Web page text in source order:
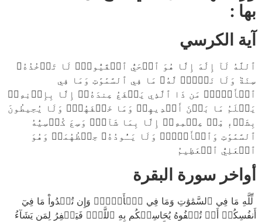
بها :
آية الكرسي
ٱللَّهُ لَآ إِلَٰهَ إِلَّا هُوَ ٱلۡحَيُّ ٱلۡقَيُّومُۚ لَا تَأۡخُذُهُۥ
سِنَةٞ وَلَا نَوۡمٞۚ لَّهُۥ مَا فِي ٱلسَّمَٰوَٰتِ وَمَا فِي
ٱلۡأَرۡضِۗ مَن ذَا ٱلَّذِي يَشۡفَعُ عِندَهُۥٓ إِلَّا بِإِذۡنِهِۦۚ
يَعۡلَمُ مَا بَيۡنَ أَيۡدِيهِمۡ وَمَا خَلۡفَهُمۡۖ وَلَا يُحِيطُونَ
بِشَيۡءٖ مِّنۡ عِلۡمِهِۦٓ إِلَّا بِمَا شَآءَۚ وَسِعَ كُرۡسِيُّهُ
ٱلسَّمَٰوَٰتِ وَٱلۡأَرۡضَۖ وَلَا يَـُٔودُهُۥ حِفۡظُهُمَاۚ وَهُوَ
ٱلۡعَلِيُّ ٱلۡعَظِيمُ
أواخر سورة البقرة
لِّلَّهِ مَا فِي ٱلسَّمَٰوَٰتِ وَمَا فِي ٱلۡأَرۡضِۗ وَإِن تُبۡدُواْ مَا فِيٓ
أَنفُسِكُمۡ أَوۡ تُخۡفُوهُ يُحَاسِبۡكُم بِهِ ٱللَّهُۖ فَيَغۡفِرُ لِمَن يَشَآءُ